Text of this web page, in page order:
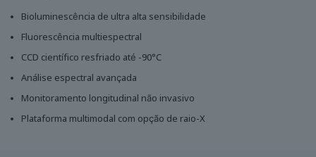
Bioluminescência de ultra alta sensibilidade
Fluorescência multiespectral
CCD científico resfriado até -90°C
Análise espectral avançada
Monitoramento longitudinal não invasivo
Plataforma multimodal com opção de raio-X